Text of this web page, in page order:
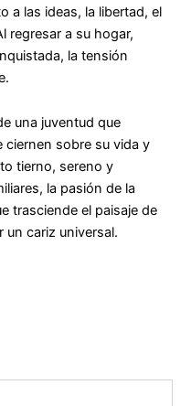
a las ideas, la libertad, el
regresar a su hogar,
la tensión
una juventud que
ciernen sobre su vida y
tierno, sereno y
la pasión de la
trasciende el paisaje de
un cariz universal.